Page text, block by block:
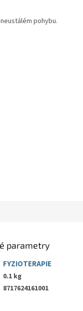
pohybu.
parametry
FYZIOTERAPIE
0.1 kg
8717624161001